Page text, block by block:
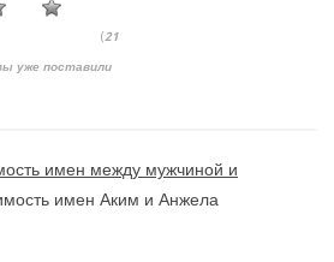
(21
уже поставили
имен между мужчиной и
имен Аким и Анжела